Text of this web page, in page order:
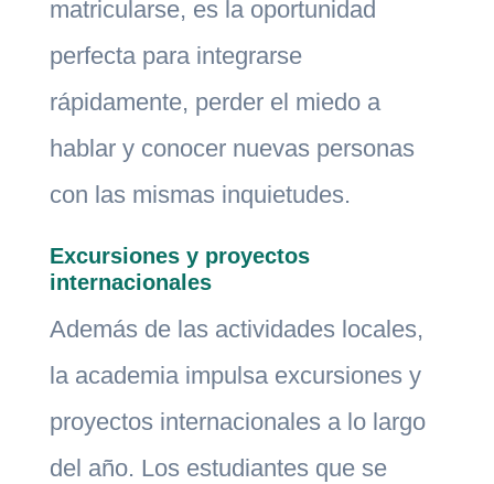
matricularse, es la oportunidad
perfecta para integrarse
rápidamente, perder el miedo a
hablar y conocer nuevas personas
con las mismas inquietudes.
Excursiones y proyectos
internacionales
Además de las actividades locales,
la academia impulsa excursiones y
proyectos internacionales a lo largo
del año. Los estudiantes que se